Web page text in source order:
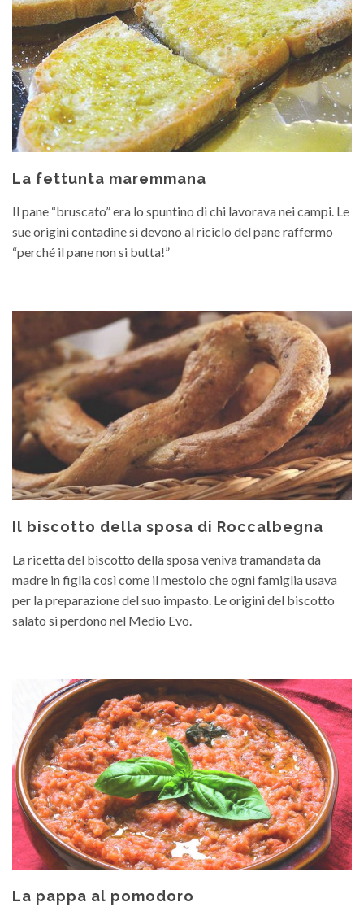
La fettunta maremmana
Il pane “bruscato” era lo spuntino di chi lavorava nei campi. Le
sue origini contadine si devono al riciclo del pane raffermo
“perché il pane non si butta!”
Il biscotto della sposa di Roccalbegna
La ricetta del biscotto della sposa veniva tramandata da
madre in figlia così come il mestolo che ogni famiglia usava
per la preparazione del suo impasto. Le origini del biscotto
salato si perdono nel Medio Evo.
La pappa al pomodoro